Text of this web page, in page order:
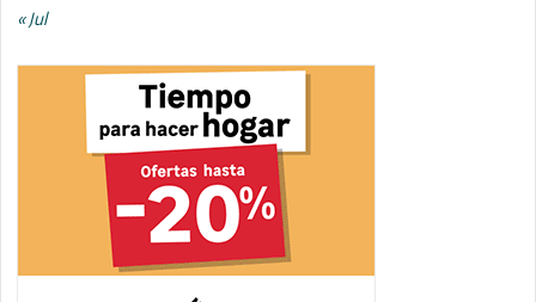
« Jul